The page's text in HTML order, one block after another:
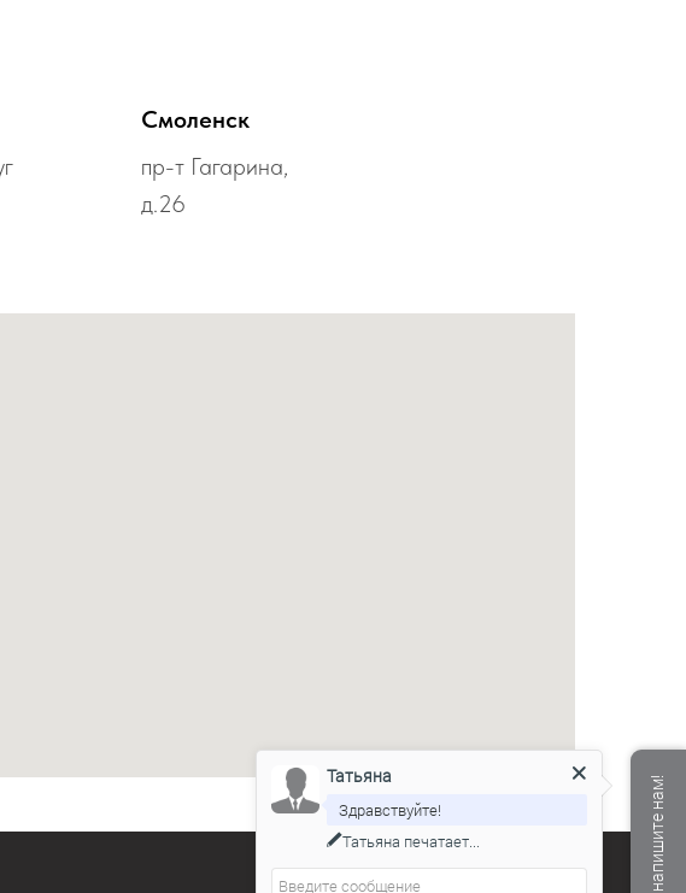
Смоленск
пр-т Гагарина,
д.26
Татьяна
Здравствуйте!
Татьяна печатает...